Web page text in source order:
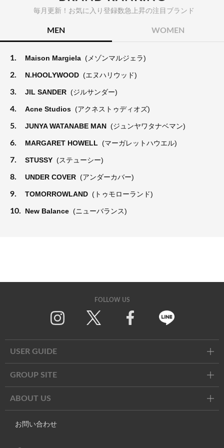
毎月更新！お気に入り登録数急上昇の注目ブランド
MEN WOMEN
1. Maison Margiela (メゾンマルジェラ)
2. N.HOOLYWOOD (エヌハリウッド)
3. JIL SANDER (ジルサンダー)
4. Acne Studios (アクネストゥディオズ)
5. JUNYA WATANABE MAN (ジュンヤワタナベマン)
6. MARGARET HOWELL (マーガレットハウエル)
7. STUSSY (ステューシー)
8. UNDER COVER (アンダーカバー)
9. TOMORROWLAND (トゥモローランド)
10. New Balance (ニューバランス)
FOLLOW US
USER GUIDE
GROUP SITE
ABOUT US
お問い合わせ